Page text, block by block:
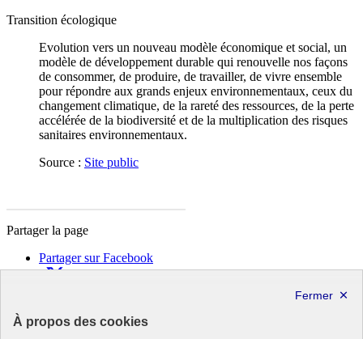
Transition écologique
Evolution vers un nouveau modèle économique et social, un
modèle de développement durable qui renouvelle nos façons
de consommer, de produire, de travailler, de vivre ensemble
pour répondre aux grands enjeux environnementaux, ceux du
changement climatique, de la rareté des ressources, de la perte
accélérée de la biodiversité et de la multiplication des risques
sanitaires environnementaux.
Source : Site public
Partager la page
Partager sur Facebook
Copier dans le presse-papier
À propos des cookies